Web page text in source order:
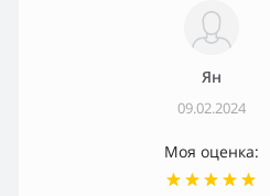
Ян
09.02.2024
Моя оценка: